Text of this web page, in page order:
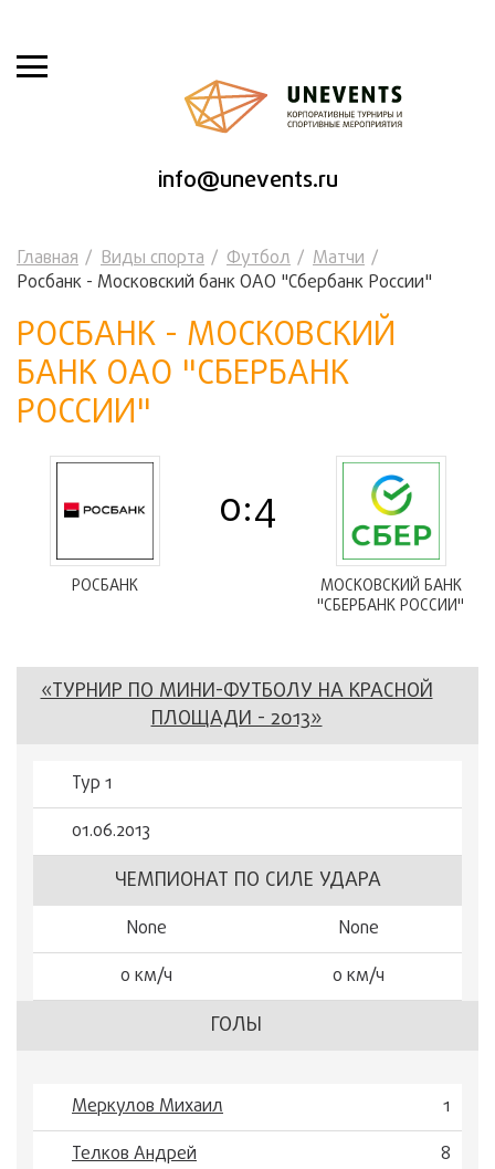
info@unevents.ru
Главная Виды спорта Футбол
Матчи
Росбанк - Московский банк ОАО "Сбербанк России"
РОСБАНК - МОСКОВСКИЙ
БАНК ОАО "СБЕРБАНК
РОССИИ"
РОСБАНК
0:4
МОСКОВСКИЙ БАНК
"СБЕРБАНК РОССИИ"
«ТУРНИР ПО МИНИ-ФУТБОЛУ НА КРАСНОЙ
ПЛОЩАДИ - 2013»
Тур 1
01.06.2013
ЧЕМПИОНАТ ПО СИЛЕ УДАРА
None
None
0 км/ч
0 км/ч
ГОЛЫ
Меркулов Михаил
1
Телков Андрей
8